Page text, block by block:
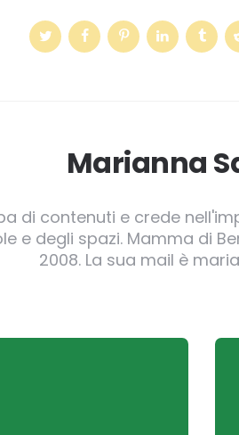
Marianna
di contenuti e crede
e degli spazi. Mamma di
2008. La sua mail è